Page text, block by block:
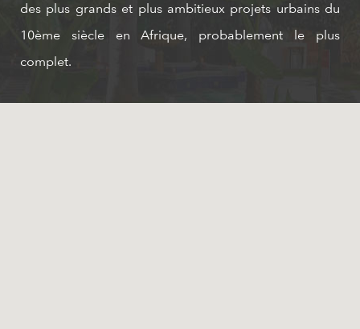
des plus grands et plus ambitieux projets urbains du
10ème siècle en Afrique, probablement le plus
complet.